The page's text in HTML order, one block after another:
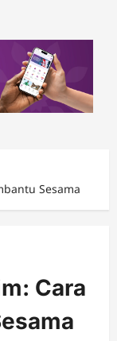
Sesama
Cara